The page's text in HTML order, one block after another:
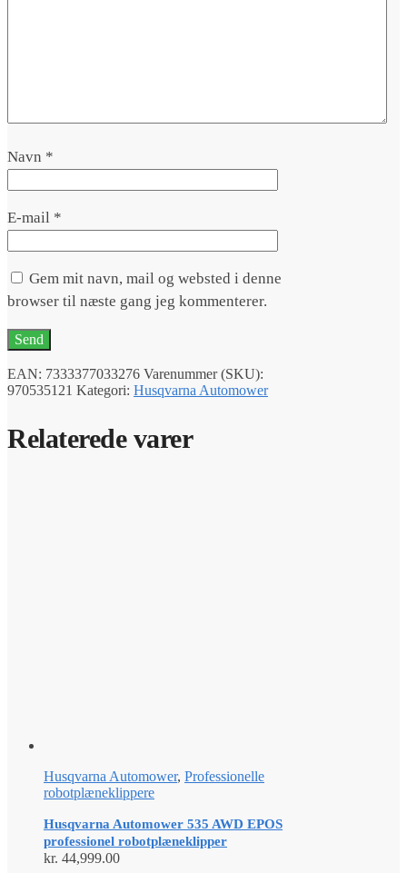
Navn *
E-mail *
Gem mit navn, mail og websted i denne
browser til næste gang jeg kommenterer.
EAN: 7333377033276 Varenummer (SKU):
970535121 Kategori: Husqvarna Automower
Relaterede varer
Husqvarna Automower, Professionelle
robotplæneklippere
Husqvarna Automower 535 AWD EPOS
professionel robotplæneklipper
kr. 44,999.00